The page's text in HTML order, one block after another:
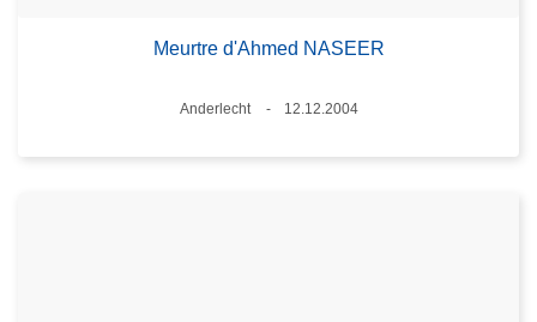
Meurtre d'Ahmed NASEER
Standort
Anderlecht
12.12.2004